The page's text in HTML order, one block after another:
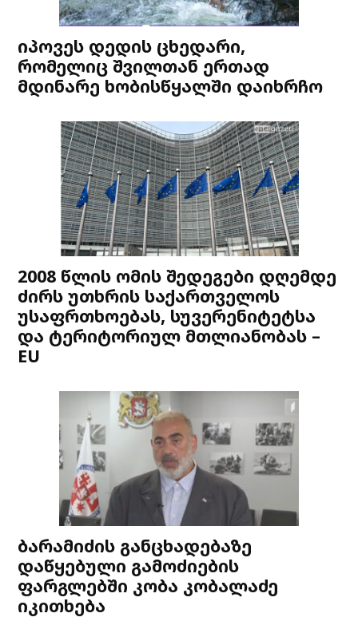
იპოვეს დედის ცხედარი,
რომელიც შვილთან ერთად
მდინარე ხობისწყალში დაიხრჩო
2008 წლის ომის შედეგები დღემდე
ძირს უთხრის საქართველოს
უსაფრთხოებას, სუვერენიტეტსა
და ტერიტორიულ მთლიანობას –
EU
ბარამიძის განცხადებაზე
დაწყებული გამოძიების
ფარგლებში კობა კობალაძე
იკითხება